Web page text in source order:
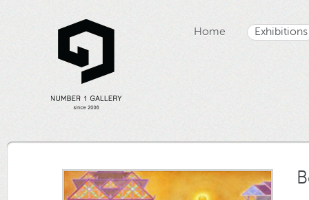
Home Exhibitions